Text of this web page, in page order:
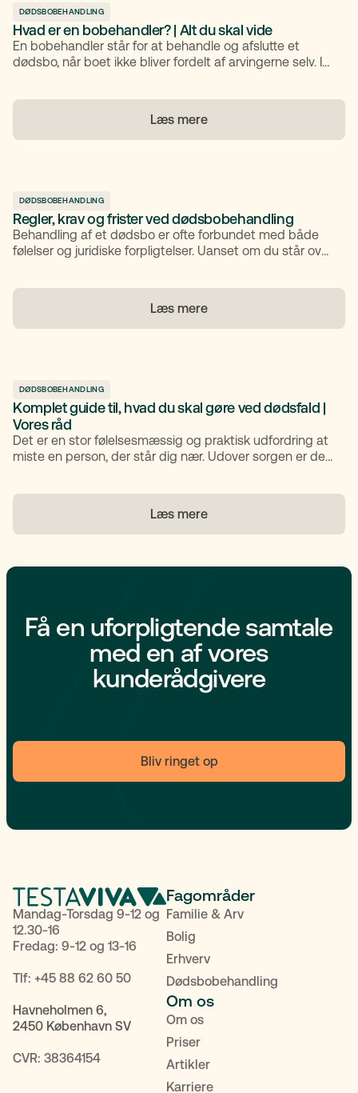
DØDSBOBEHANDLING
Hvad er en bobehandler? | Alt du skal vide
En bobehandler står for at behandle og afslutte et
dødsbo, når boet ikke bliver fordelt af arvingerne selv. I
Læs mere
DØDSBOBEHANDLING
Regler, krav og frister ved dødsbobehandling
Behandling af et dødsbo er ofte forbundet med både
følelser og juridiske forpligtelser. Uanset om du står over
guide gennemgår vi, hvad et dødsbo er, hvordan det
behandles, hvilke dokumenter og deadlines du skal
Læs mere
DØDSBOBEHANDLING
Komplet guide til, hvad du skal gøre ved dødsfald |
Vores råd
Det er en stor følelsesmæssig og praktisk udfordring at
miste en person, der står dig nær. Udover sorgen er der
opmærksom på. Du kan få et overblik her:
Læs mere
Få en uforpligtende samtale
med en af vores
kunderådgivere
Bliv ringet op
Mandag-Torsdag 9-12 og
12.30-16
Fredag: 9-12 og 13-16
Tlf: +45 88 62 60 50
Havneholmen 6,
2450 København SV
CVR: 38364154
Fagområder
Familie & Arv
Bolig
Erhverv
Dødsbobehandling
Om os
Om os
Priser
Artikler
Karriere